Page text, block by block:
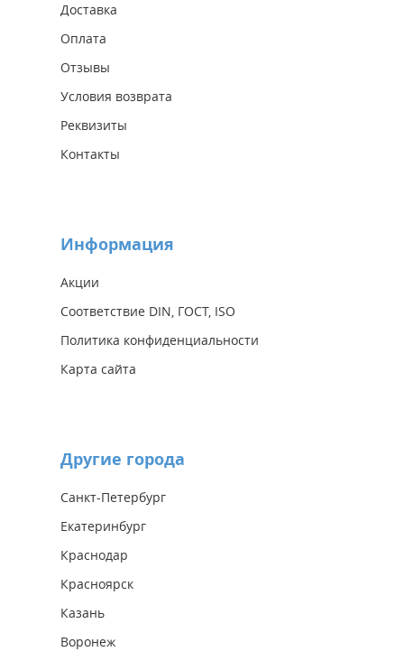
Доставка
Оплата
Отзывы
Условия возврата
Реквизиты
Контакты
Информация
Акции
Соответствие DIN, ГОСТ, ISO
Политика конфиденциальности
Карта сайта
Другие города
Санкт-Петербург
Екатеринбург
Краснодар
Красноярск
Казань
Воронеж